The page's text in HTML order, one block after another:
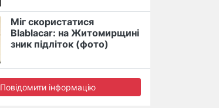
Міг скористатися
Blablacar: на Житомирщині
зник підліток (фото)
Повідомити інформацію